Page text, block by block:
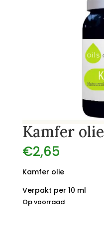
Kamfer olie
€2,65
Kamfer olie
Verpakt per 10 ml
Op voorraad